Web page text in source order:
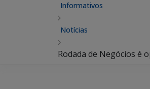
Informativos
Notícias
Rodada de Negócios é